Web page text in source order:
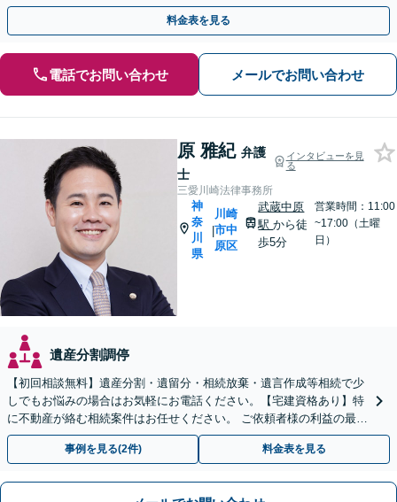
す。実績豊富な当事務所へ今すぐご連絡ください。
料金表を見る
電話でお問い合わせ メールでお問い合わせ
原 雅紀 弁護
士
インタビューを見
る
三愛川崎法律事務所
神
奈
川
県
|
川崎
市中
原区
武蔵中原
駅から徒
歩5分
営業時間：11:00
~17:00（土曜
日）
遺産分割調停
【初回相談無料】遺産分割・遺留分・相続放棄・遺言作成等相続で少
しでもお悩みの場合はお気軽にお電話ください。【宅建資格あり】特
に不動産が絡む相続案件はお任せください。 ご依頼者様の利益の最大
化のために最後まで寄り添いサポートいたします。
事例を見る(2件) 料金表を見る